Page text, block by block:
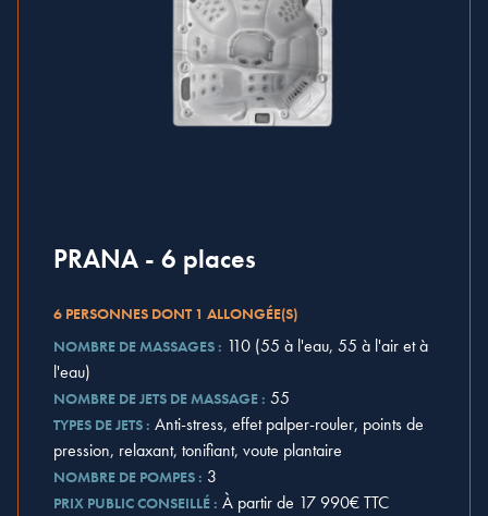
PRANA - 6 places
6 PERSONNES DONT 1 ALLONGÉE(S)
NOMBRE DE MASSAGES : 110 (55 à l'eau, 55 à l'air et à
l'eau)
NOMBRE DE JETS DE MASSAGE : 55
TYPES DE JETS : Anti-stress, effet palper-rouler, points de
pression, relaxant, tonifiant, voute plantaire
NOMBRE DE POMPES : 3
PRIX PUBLIC CONSEILLÉ : À partir de 17 990€ TTC